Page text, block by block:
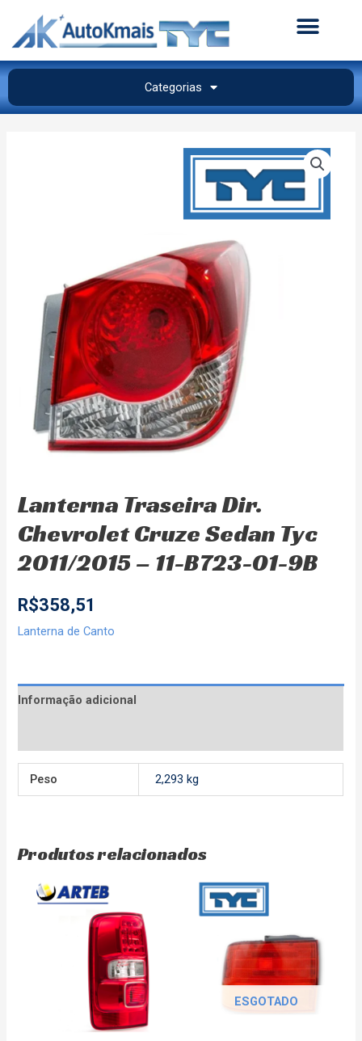
Categorias
Lanterna Traseira Dir.
Chevrolet Cruze Sedan Tyc
2011/2015 – 11-B723-01-9B
R$358,51
Lanterna de Canto
Informação adicional
Peso 2,293 kg
Produtos relacionados
ESGOTADO